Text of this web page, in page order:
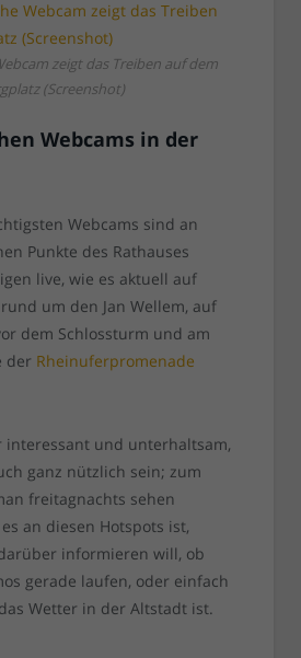
zeigt das Treiben auf dem
(Screenshot)
Webcams in der
Webcams sind an
Punkte des Rathauses
live, wie es aktuell auf
rund um den Jan Wellem, auf
dem Schlossturm und am
der Rheinuferpromenade
interessant und unterhaltsam,
ganz nützlich sein; zum
freitagnachts sehen
an diesen Hotspots ist,
informieren will, ob
gerade laufen, oder einfach
Wetter in der Altstadt ist.